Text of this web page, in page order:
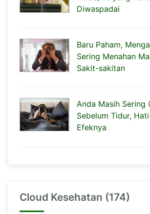
Diwaspadai
Baru Paham,
Sering Menahan
Sakit-sakitan
Anda Masih Sering
Sebelum Tidur,
Efeknya
Cloud Kesehatan (174)